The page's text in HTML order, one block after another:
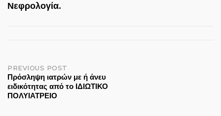
Νεφρολογία.
Post
navigation
PREVIOUS POST
Πρόσληψη ιατρών με ή άνευ
ειδικότητας από το ΙΔΙΩΤΙΚΟ
ΠΟΛΥΙΑΤΡΕΙΟ